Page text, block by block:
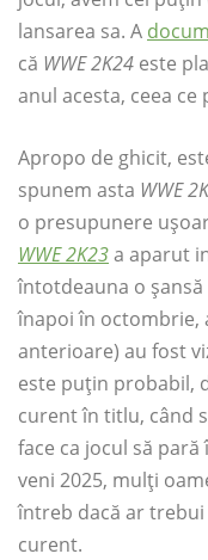
lansarea sa. A
că WWE 2K24 este
anul acesta, ceea
Apropo de ghicit,
spunem asta WWE
o presupunere
WWE 2K23a aparut
întotdeauna o șansă
înapoi în octombrie,
anterioare) au fost
este puțin probabil,
curent în titlu, când
face ca jocul să
veni 2025, mulți
întreb dacă ar
curent.